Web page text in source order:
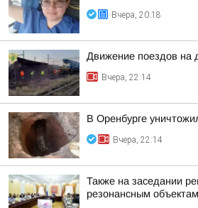
Вчера, 20:18
Движение поездов на
Вчера, 22:14
В Оренбурге
Вчера, 22:14
Также на заседании
резонансным